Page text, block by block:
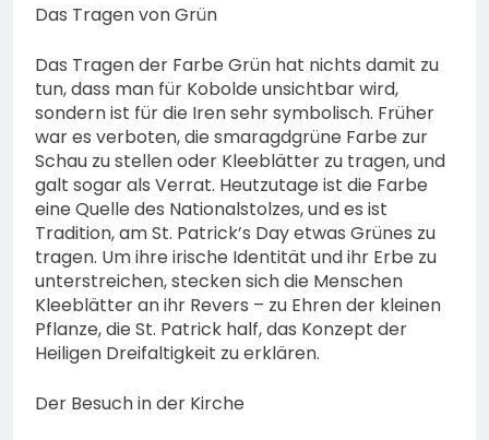
Das Tragen von Grün
Das Tragen der Farbe Grün hat nichts damit zu
tun, dass man für Kobolde unsichtbar wird,
sondern ist für die Iren sehr symbolisch. Früher
war es verboten, die smaragdgrüne Farbe zur
Schau zu stellen oder Kleeblätter zu tragen, und
galt sogar als Verrat. Heutzutage ist die Farbe
eine Quelle des Nationalstolzes, und es ist
Tradition, am St. Patrick’s Day etwas Grünes zu
tragen. Um ihre irische Identität und ihr Erbe zu
unterstreichen, stecken sich die Menschen
Kleeblätter an ihr Revers – zu Ehren der kleinen
Pflanze, die St. Patrick half, das Konzept der
Heiligen Dreifaltigkeit zu erklären.
Der Besuch in der Kirche